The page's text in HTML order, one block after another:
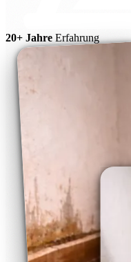
20+ Jahre Erfahrung